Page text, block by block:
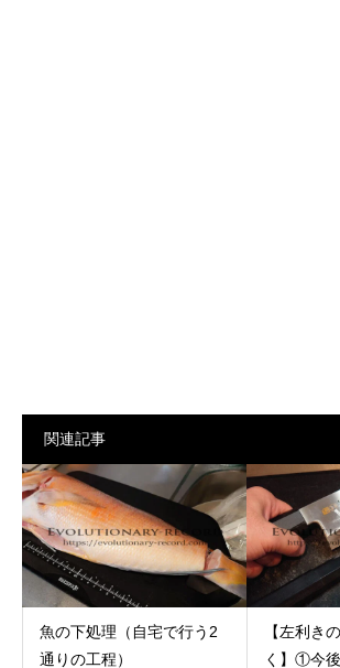
関連記事
魚の下処理（自宅で行う2
通りの工程）
【左利き
く】①今後